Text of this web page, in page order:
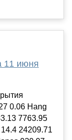
11 июня
0.06 Hang
7763.95
24209.71